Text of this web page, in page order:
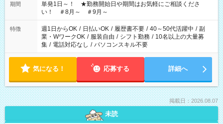
期間
単発1日～！ ★勤務開始日や期間はお気軽にご相談くださ
い！ ＃8月～ ＃9月～
特徴 週1日からOK / 日払いOK / 履歴書不要 / 40～50代活躍中 / 副
業・WワークOK / 服装自由 / シフト勤務 / 10名以上の大量募
集 / 電話対応なし / パソコンスキル不要
気になる！ 応募する 詳細へ
掲載日：2026.08.07
未読